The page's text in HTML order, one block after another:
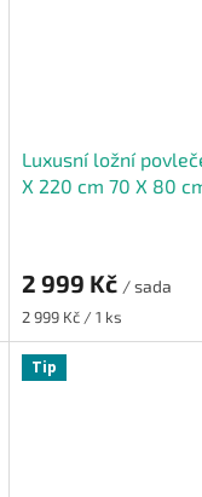
Luxusní ložní
X 220 cm 70 X 80
2 999 Kč / sada
Měrná
cena:
2 999 Kč / 1 ks
Tip